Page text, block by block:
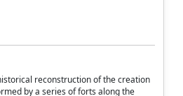
reconstruction of the creation
by a series of forts along the